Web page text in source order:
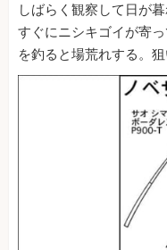
しばらく観察して日が
すぐにニシキゴイが寄
を釣ると場荒れする。狙